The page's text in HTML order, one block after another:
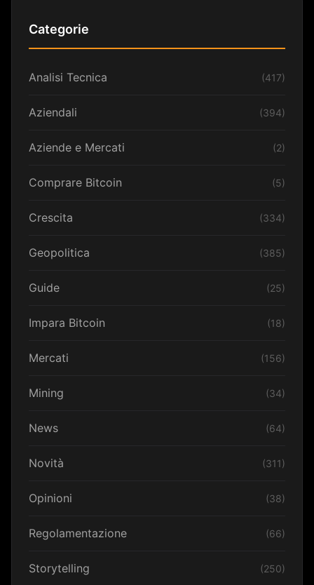
Categorie
Analisi Tecnica (417)
Aziendali (394)
Aziende e Mercati (2)
Comprare Bitcoin (5)
Crescita (334)
Geopolitica (385)
Guide (25)
Impara Bitcoin (18)
Mercati (156)
Mining (34)
News (64)
Novità (311)
Opinioni (38)
Regolamentazione (66)
Storytelling (250)